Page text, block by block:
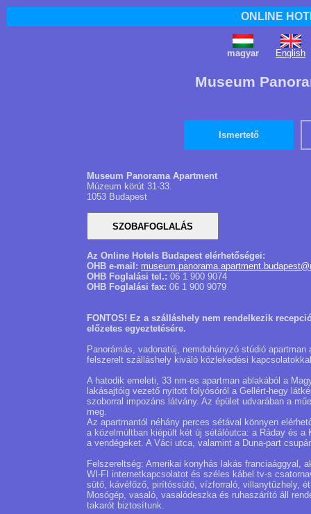
ONLINE
magyar English
Museum
Ismertető
Museum Panorama Apartment
Múzeum körút 31-33.
1053 Budapest
Az Online Hotels Budapest elérhetőségei:
OHB e-mail:
OHB Foglalási tel.: 06 1 900 9074
OHB Foglalási fax: 06 1 900 9079
FONTOS! Ez a szálláshely nem rendelkezik
előzetes egyeztetésére.
Panorámás, vadonatúj, nemdohányzó stúdió
felszerelt szálláshely kiváló közlekedési
A hatodik emeleti, 33 nm-es apartman ablakából a
lakásajtóig vezető nyitott folyósóról a Gellért-hegy
szoborral impozáns látvány. Az épület udvarában a
meg.
Az apartmantól néhány perces sétával könnyen
a közelmúltban kiépült két új sétálóutca: a Ráday és
a vendégeket. A Váci utca, valamint a Duna-part
Felszereltség: Amerikai konyhás lakás franciaággyal,
WI-FI internetkapcsolatot és széles kábel tv-s
sütő, kávéfőző, pirítóssütő, vízforraló, villanytűzhely,
Mosógép, vasaló, vasalódeszka és ruhaszárító áll
takarót biztosítunk.